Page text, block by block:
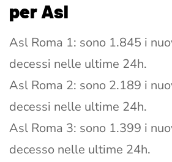
per Asl
Asl Roma 1: sono 1.845 i
decessi nelle ultime 24h.
Asl Roma 2: sono 2.189 i
decessi nelle ultime 24h.
Asl Roma 3: sono 1.399 i
decesso nelle ultime 24h.